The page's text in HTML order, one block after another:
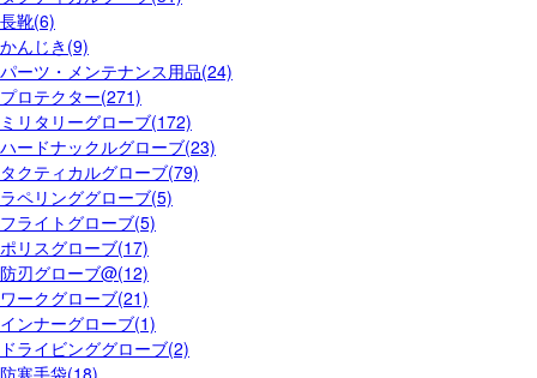
長靴(6)
かんじき(9)
パーツ・メンテナンス用品(24)
プロテクター(271)
ミリタリーグローブ(172)
ハードナックルグローブ(23)
タクティカルグローブ(79)
ラペリンググローブ(5)
フライトグローブ(5)
ポリスグローブ(17)
防刃グローブ@(12)
ワークグローブ(21)
インナーグローブ(1)
ドライビンググローブ(2)
防寒手袋(18)